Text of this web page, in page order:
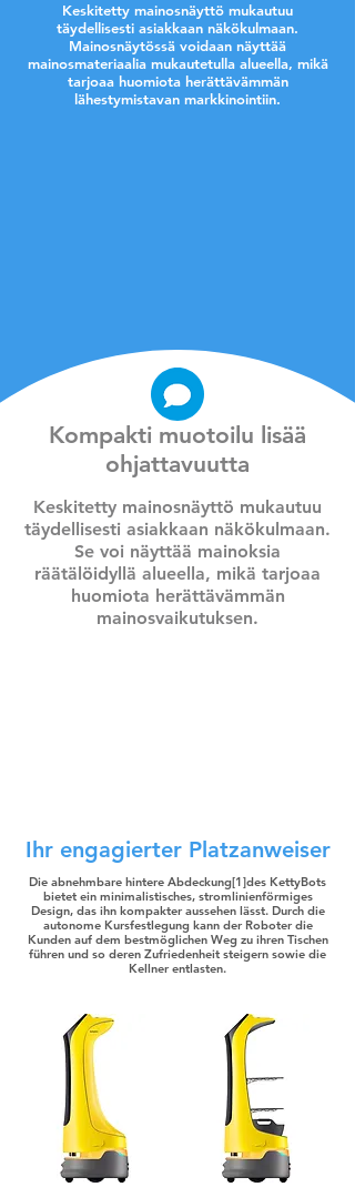
Keskitetty mainosnäyttö mukautuu
täydellisesti asiakkaan näkökulmaan.
Mainosnäytössä voidaan näyttää
mainosmateriaalia mukautetulla alueella, mikä
tarjoaa huomiota herättävämmän
lähestymistavan markkinointiin.
Kompakti muotoilu lisää
ohjattavuutta
Keskitetty mainosnäyttö mukautuu
täydellisesti asiakkaan näkökulmaan.
Se voi näyttää mainoksia
räätälöidyllä alueella, mikä tarjoaa
huomiota herättävämmän
mainosvaikutuksen.
Ihr engagierter Platzanweiser
Die abnehmbare hintere Abdeckung[1]des KettyBots
bietet ein minimalistisches, stromlinienförmiges
Design, das ihn kompakter aussehen lässt. Durch die
autonome Kursfestlegung kann der Roboter die
Kunden auf dem bestmöglichen Weg zu ihren Tischen
führen und so deren Zufriedenheit steigern sowie die
Kellner entlasten.